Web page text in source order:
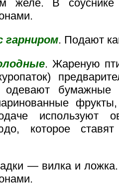
желе. В
гарниром. Подают
. Жареную
бумажные
используют
которое
— вилка и